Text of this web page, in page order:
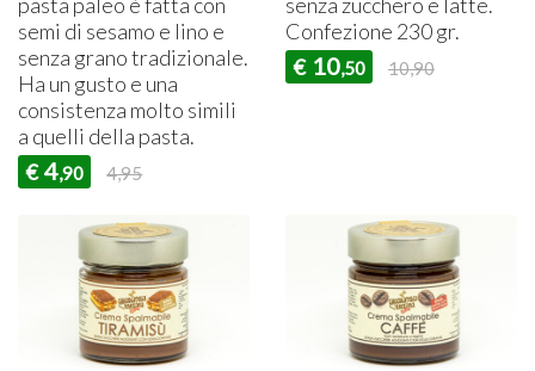
semi di sesamo e lino e
senza grano tradizionale.
Ha un gusto e una
consistenza molto simili
a quelli della pasta.
€ 4,90 4,95
Confezione 230 gr.
€ 10,50 10,90